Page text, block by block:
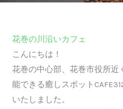
花巻の川沿いカフェ
こんにちは！
花巻の中心部、花巻市役所近
能できる癒しスポット
いたしました。